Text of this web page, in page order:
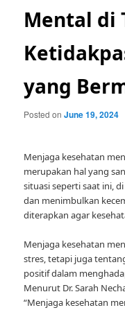
Mental di
yang
Posted onJune 19, 2024
Menjaga kesehatan
merupakan hal yang
situasi seperti saat ini,
dan menimbulkan
diterapkan agar
Menjaga kesehatan
stres, tetapi juga
positif dalam
Menurut Dr. Sarah
“Menjaga kesehatan